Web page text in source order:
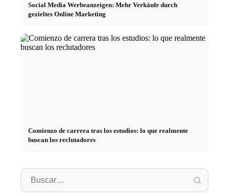
Social Media Werbeanzeigen: Mehr Verkäufe durch
gezieltes Online Marketing
Comienzo de carrera tras los estudios: lo que realmente
buscan los reclutadores